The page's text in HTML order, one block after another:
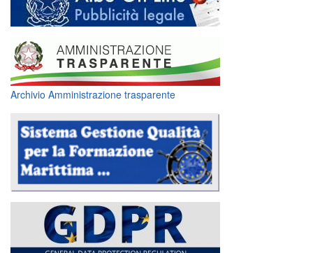
Archivio Amministrazione trasparente